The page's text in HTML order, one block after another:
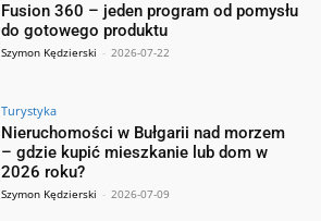
Fusion 360 – jeden program od pomysłu
do gotowego produktu
Szymon Kędzierski - 2026-07-22
Turystyka
Nieruchomości w Bułgarii nad morzem
– gdzie kupić mieszkanie lub dom w
2026 roku?
Szymon Kędzierski - 2026-07-09